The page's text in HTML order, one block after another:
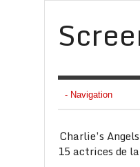
Charlie’s
15 actrices de